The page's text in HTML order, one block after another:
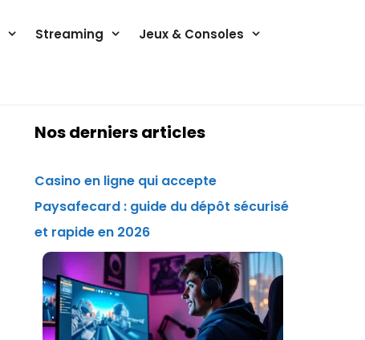
Streaming Jeux & Consoles
Nos derniers articles
Casino en ligne qui accepte
Paysafecard : guide du dépôt sécurisé
et rapide en 2026